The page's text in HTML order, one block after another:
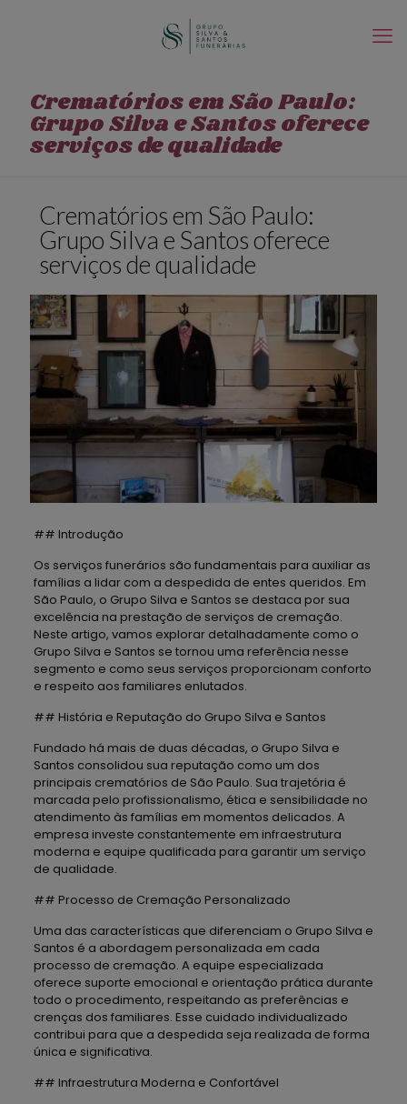
Crematórios em São Paulo:
Grupo Silva e Santos oferece
serviços de qualidade
Crematórios em São Paulo:
Grupo Silva e Santos oferece
serviços de qualidade
## Introdução
Os serviços funerários são fundamentais para auxiliar as
famílias a lidar com a despedida de entes queridos. Em
São Paulo, o Grupo Silva e Santos se destaca por sua
excelência na prestação de serviços de cremação.
Neste artigo, vamos explorar detalhadamente como o
Grupo Silva e Santos se tornou uma referência nesse
segmento e como seus serviços proporcionam conforto
e respeito aos familiares enlutados.
## História e Reputação do Grupo Silva e Santos
Fundado há mais de duas décadas, o Grupo Silva e
Santos consolidou sua reputação como um dos
principais crematórios de São Paulo. Sua trajetória é
marcada pelo profissionalismo, ética e sensibilidade no
atendimento às famílias em momentos delicados. A
empresa investe constantemente em infraestrutura
moderna e equipe qualificada para garantir um serviço
de qualidade.
## Processo de Cremação Personalizado
Uma das características que diferenciam o Grupo Silva e
Santos é a abordagem personalizada em cada
processo de cremação. A equipe especializada
oferece suporte emocional e orientação prática durante
todo o procedimento, respeitando as preferências e
crenças dos familiares. Esse cuidado individualizado
contribui para que a despedida seja realizada de forma
única e significativa.
## Infraestrutura Moderna e Confortável